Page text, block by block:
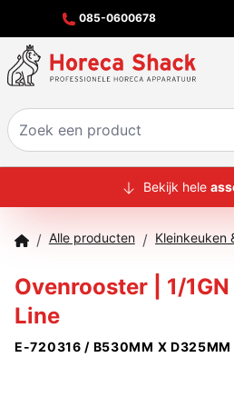
085-0600678
HOME
MERKEN
CONTACT
Bekijk hele
/ Alle producten /
Ovenrooster | 1/
Line
E-720316 / B530MM X D325MM